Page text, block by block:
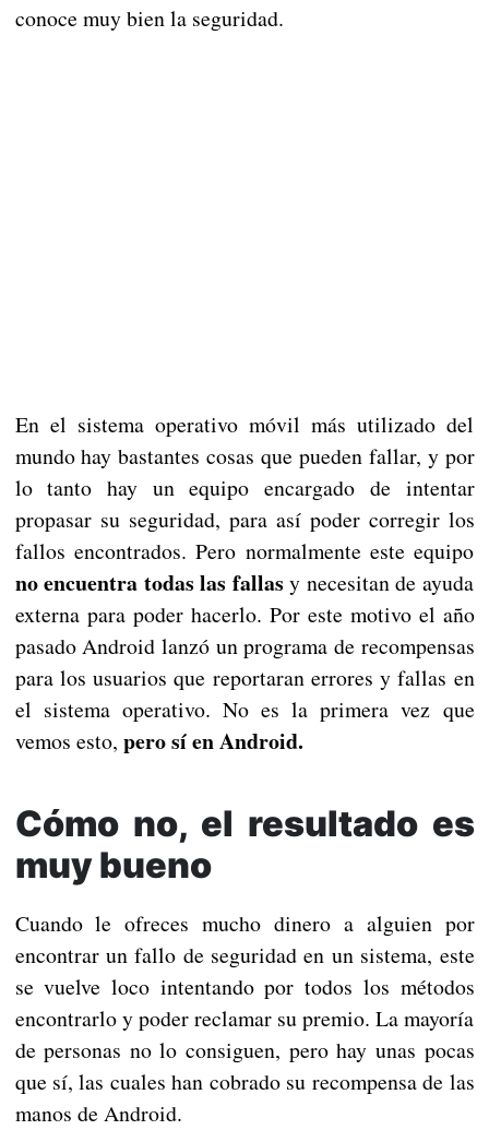
conoce muy bien la seguridad.
En el sistema operativo móvil más utilizado del
mundo hay bastantes cosas que pueden fallar, y por
lo tanto hay un equipo encargado de intentar
propasar su seguridad, para así poder corregir los
fallos encontrados. Pero normalmente este equipo
no encuentra todas las fallas y necesitan de ayuda
externa para poder hacerlo. Por este motivo el año
pasado Android lanzó un programa de recompensas
para los usuarios que reportaran errores y fallas en
el sistema operativo. No es la primera vez que
vemos esto, pero sí en Android.
Cómo no, el resultado es
muy bueno
Cuando le ofreces mucho dinero a alguien por
encontrar un fallo de seguridad en un sistema, este
se vuelve loco intentando por todos los métodos
encontrarlo y poder reclamar su premio. La mayoría
de personas no lo consiguen, pero hay unas pocas
que sí, las cuales han cobrado su recompensa de las
manos de Android.